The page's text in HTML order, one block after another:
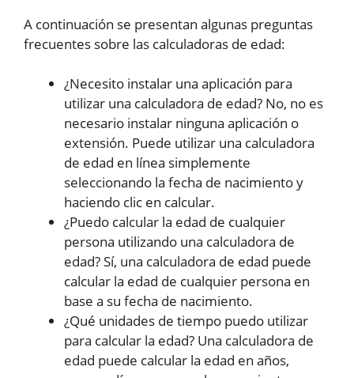
A continuación se presentan algunas preguntas
frecuentes sobre las calculadoras de edad:
¿Necesito instalar una aplicación para
utilizar una calculadora de edad? No, no es
necesario instalar ninguna aplicación o
extensión. Puede utilizar una calculadora
de edad en línea simplemente
seleccionando la fecha de nacimiento y
haciendo clic en calcular.
¿Puedo calcular la edad de cualquier
persona utilizando una calculadora de
edad? Sí, una calculadora de edad puede
calcular la edad de cualquier persona en
base a su fecha de nacimiento.
¿Qué unidades de tiempo puedo utilizar
para calcular la edad? Una calculadora de
edad puede calcular la edad en años,